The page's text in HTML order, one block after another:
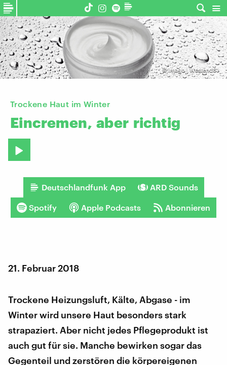
©imago | Westend61
Trockene Haut im Winter
Eincremen, aber richtig
Deutschlandfunk App ARD Sounds
Spotify Apple Podcasts Abonnieren
21. Februar 2018
Trockene Heizungsluft, Kälte, Abgase - im
Winter wird unsere Haut besonders stark
strapaziert. Aber nicht jedes Pflegeprodukt ist
auch gut für sie. Manche bewirken sogar das
Gegenteil und zerstören die körpereigenen